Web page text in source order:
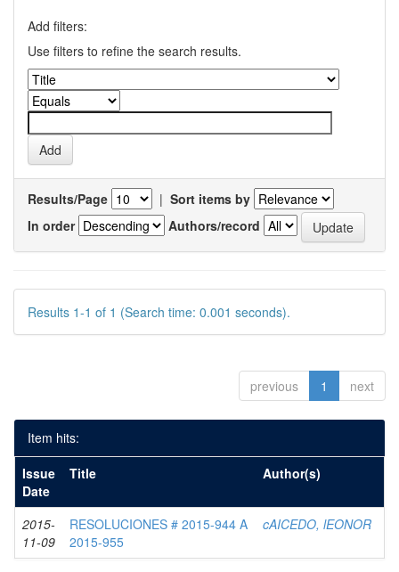
Add filters:
Use filters to refine the search results.
Results/Page | Sort items by
In order
Authors/record
Results 1-1 of 1 (Search time: 0.001 seconds).
previous 1 next
Item hits:
Issue
Date
Title Author(s)
2015-
11-09
RESOLUCIONES # 2015-944 A
2015-955
cAICEDO, lEONOR